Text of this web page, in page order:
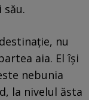
nu
aia. El își
nebunia
la nivelul ăsta